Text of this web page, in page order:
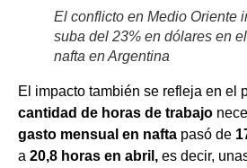
El conflicto en Medio Oriente
suba del 23% en dólares en
nafta en Argentina
El impacto también se refleja en el
cantidad de horas de trabajo
gasto mensual en nafta pasó de
a 20,8 horas en abril, es decir,